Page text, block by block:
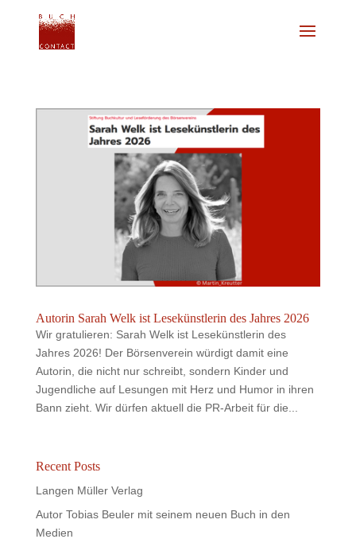
Autorin Sarah Welk ist Lesekünstlerin des Jahres 2026
Wir gratulieren: Sarah Welk ist Lesekünstlerin des
Jahres 2026! Der Börsenverein würdigt damit eine
Autorin, die nicht nur schreibt, sondern Kinder und
Jugendliche auf Lesungen mit Herz und Humor in ihren
Bann zieht. Wir dürfen aktuell die PR-Arbeit für die...
Recent Posts
Langen Müller Verlag
Autor Tobias Beuler mit seinem neuen Buch in den
Medien